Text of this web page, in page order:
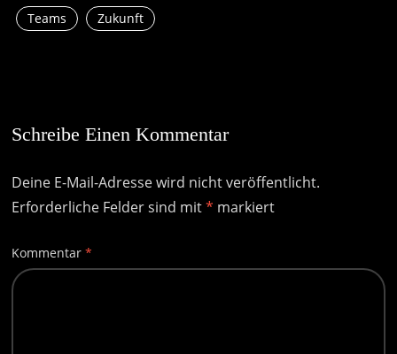
Teams
Zukunft
Schreibe Einen Kommentar
Deine E-Mail-Adresse wird nicht veröffentlicht.
Erforderliche Felder sind mit* markiert
Kommentar*